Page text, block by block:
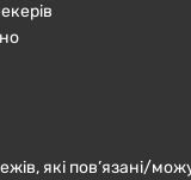
які пов’язані/